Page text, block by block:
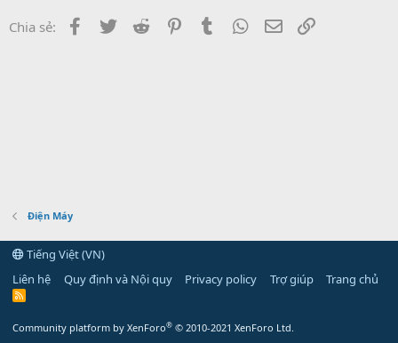
Chia sẻ: Facebook
Twitter Reddit PinterestTumblr WhatsApp
Email
Điện Máy
Tiếng Việt (VN)
Liên hệ
Quy định và Nội quy Privacy policy Trợ giúp Trang chủ
R
Community platform by XenForo® © 2010-2021 XenForo Ltd.